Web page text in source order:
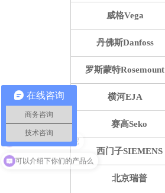
威格Vega
丹佛斯Danfoss
罗斯蒙特Rosemount
横河EJA
赛高Seko
西门子SIEMENS
北京瑞普
在线咨询
商务咨询
技术咨询
可以介绍下你们的产品么
你们是怎么收费的呢